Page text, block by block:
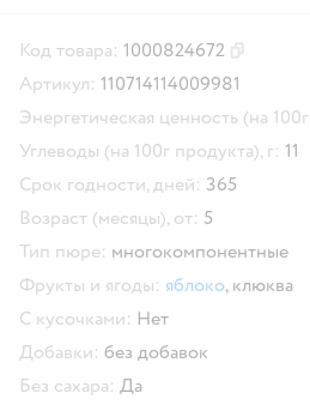
Код товара: 1000824672
Артикул: 110714114009981
Энергетическая ценность (на
Углеводы (на 100г продукта), г: 11
Срок годности, дней: 365
Возраст (месяцы), от: 5
Тип пюре: многокомпонентные
Фрукты и ягоды: яблоко, клюква
С кусочками: Нет
Добавки: без добавок
Без сахара: Да